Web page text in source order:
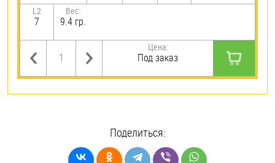
L2
7
Вес:
9.4 гр.
Цена:
Под заказ
Поделиться: